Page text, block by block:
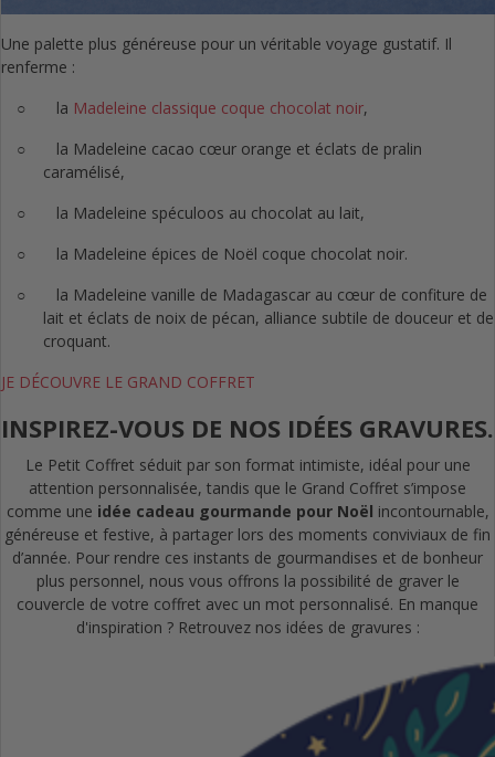
Une palette plus généreuse pour un véritable voyage gustatif. Il
renferme :
○ la Madeleine classique coque chocolat noir,
○ la Madeleine cacao cœur orange et éclats de pralin
caramélisé,
○ la Madeleine spéculoos au chocolat au lait,
○ la Madeleine épices de Noël coque chocolat noir.
○ la Madeleine vanille de Madagascar au cœur de confiture de
lait et éclats de noix de pécan, alliance subtile de douceur et de
croquant.
JE DÉCOUVRE LE GRAND COFFRET
INSPIREZ-VOUS DE NOS IDÉES GRAVURES.
Le Petit Coffret séduit par son format intimiste, idéal pour une
attention personnalisée, tandis que le Grand Coffret s’impose
comme une idée cadeau gourmande pour Noël incontournable,
généreuse et festive, à partager lors des moments conviviaux de fin
d’année. Pour rendre ces instants de gourmandises et de bonheur
plus personnel, nous vous offrons la possibilité de graver le
couvercle de votre coffret avec un mot personnalisé. En manque
d'inspiration ? Retrouvez nos idées de gravures :